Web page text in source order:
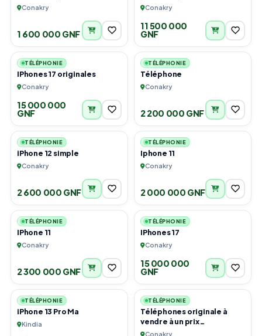
Conakry
1 600 000 GNF
Conakry
11 500 000
GNF
5
TÉLÉPHONIE
IPhones 17 originales
Conakry
15 000 000
GNF
5
TÉLÉPHONIE
Téléphone
Conakry
2 200 000 GNF
1
TÉLÉPHONIE
iPhone 12 simple
Conakry
2 600 000 GNF
1
TÉLÉPHONIE
Iphone 11
Conakry
2 000 000 GNF
4
TÉLÉPHONIE
IPhone 11
Conakry
2 300 000 GNF
4
TÉLÉPHONIE
IPhones 17
Conakry
15 000 000
GNF
1
TÉLÉPHONIE
iPhone 13 Pro Ma
Kindia
6
TÉLÉPHONIE
Téléphones originale à
vendre à un prix
compétitifs
Conakry